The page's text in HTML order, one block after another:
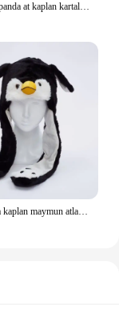
Aslan köpek panda at kaplan kartal Hippo fil Sticker ile 6 adet hayvan koleksiyonu çıkartmalar Doodle oyuncaklar çocuklar Gifs
Kawaii Panda kaplan maymun atlama Up kap hayvan şekli peluş kulak hareketli şapka kurbağa domuz fil yumuşak peluş şapka oyuncaklar komik oyuncaklar